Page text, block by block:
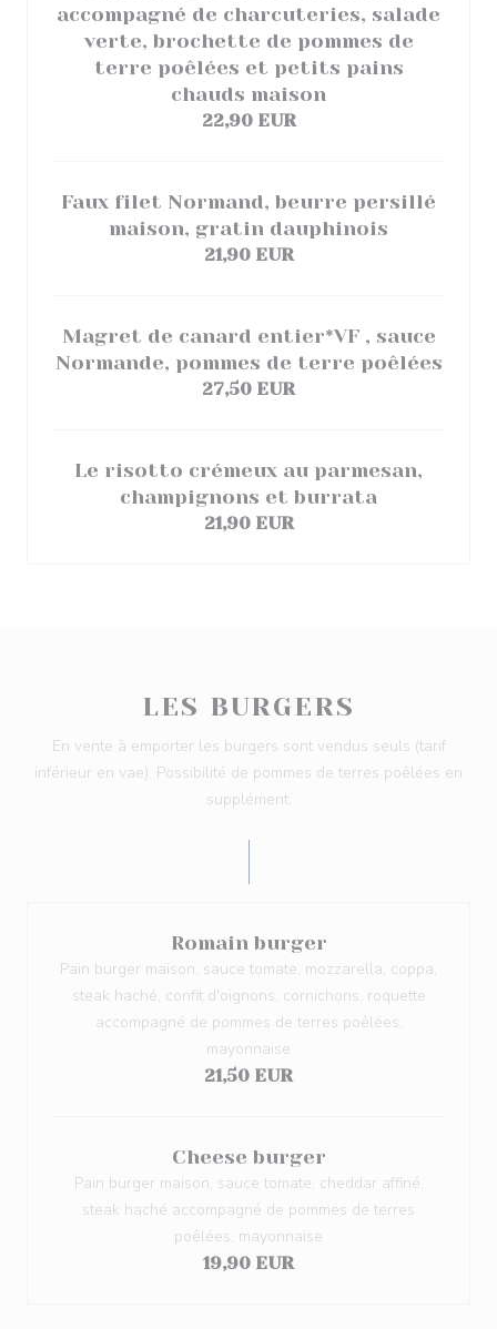
accompagné de charcuteries, salade
verte, brochette de pommes de
terre poêlées et petits pains
chauds maison
22,90 EUR
Faux filet Normand, beurre persillé
maison, gratin dauphinois
21,90 EUR
Magret de canard entier*VF , sauce
Normande, pommes de terre poêlées
27,50 EUR
Le risotto crémeux au parmesan,
champignons et burrata
21,90 EUR
LES BURGERS
En vente à emporter les burgers sont vendus seuls (tarif
inférieur en vae). Possibilité de pommes de terres poêlées en
supplément.
Romain burger
Pain burger maison, sauce tomate, mozzarella, coppa,
steak haché, confit d'oignons, cornichons, roquette
accompagné de pommes de terres poêlées,
mayonnaise
21,50 EUR
Cheese burger
Pain burger maison, sauce tomate, cheddar affiné,
steak haché accompagné de pommes de terres
poêlées, mayonnaise
19,90 EUR